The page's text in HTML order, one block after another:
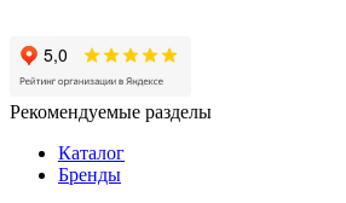
Рекомендуемые разделы
Каталог
Бренды